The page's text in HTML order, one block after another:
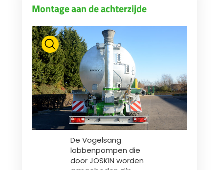
Montage aan de achterzijde
De Vogelsang
lobbenpompen die
door JOSKIN worden